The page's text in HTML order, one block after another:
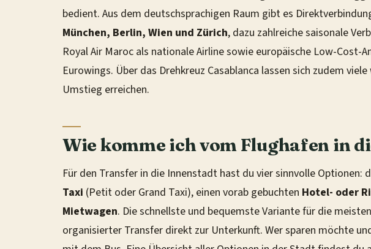
bedient. Aus dem deutschsprachigen Raum gibt es
München, Berlin, Wien und Zürich, dazu zahlreiche saisonale
Royal Air Maroc als nationale Airline sowie europäische Low-Cost-
Eurowings. Über das Drehkreuz Casablanca lassen sich zudem
Umstieg erreichen.
Wie komme ich vom Flughafen in
Für den Transfer in die Innenstadt hast du vier sinnvolle Optionen:
Taxi (Petit oder Grand Taxi), einen vorab gebuchten Hotel- oder
Mietwagen. Die schnellste und bequemste Variante für die
organisierter Transfer direkt zur Unterkunft. Wer sparen möchte